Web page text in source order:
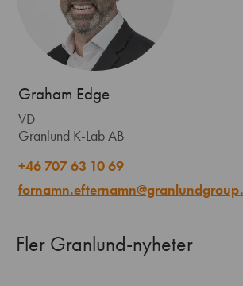
Graham Edge
VD
Granlund K-Lab AB
+46 707 63 10 69
Fler Granlund-nyheter